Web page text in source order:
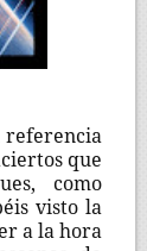
referencia
que
como
visto la
a la hora